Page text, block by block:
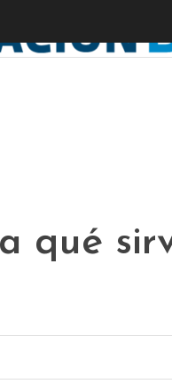
qué